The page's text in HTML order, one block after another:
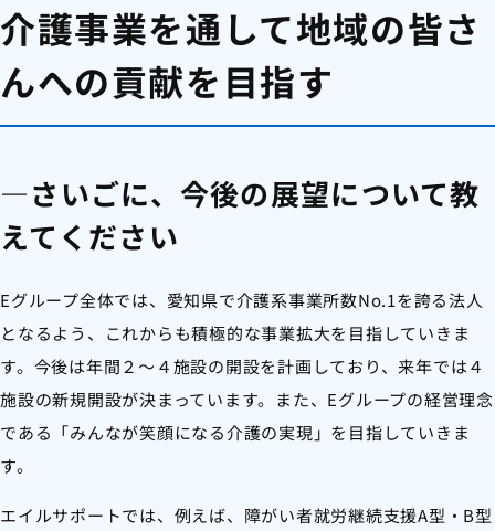
介護事業を通して地域の皆さ
んへの貢献を目指す
―さいごに、今後の展望について教
えてください
Eグループ全体では、愛知県で介護系事業所数No.1を誇る法人
となるよう、これからも積極的な事業拡大を目指していきま
す。今後は年間２～４施設の開設を計画しており、来年では４
施設の新規開設が決まっています。また、Eグループの経営理念
である「みんなが笑顔になる介護の実現」を目指していきま
す。
エイルサポートでは、例えば、障がい者就労継続支援A型・B型